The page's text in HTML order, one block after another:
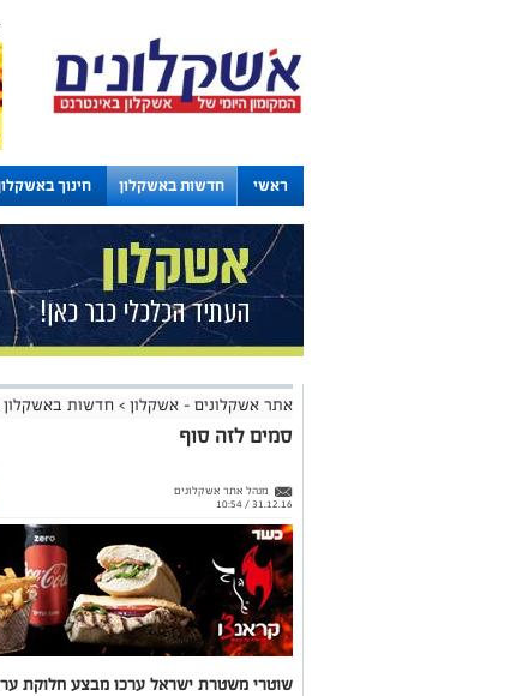
ראשי חדשות באשקלון חינוך
לוחות
אתר אשקלונים - אשקלון > חדשות באשקלון
סמים לזה סוף
מנהל אתר אשקלונים
31.12.16 / 10:54
שוטרי משטרת ישראל ערכו מבצע חלוקת